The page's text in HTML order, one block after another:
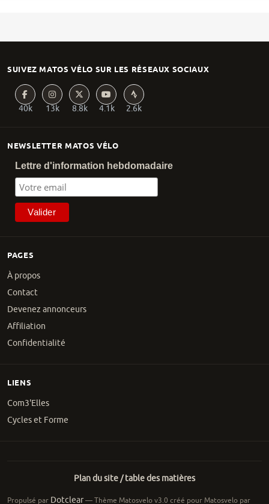
PAGES
À propos
Contact
Devenez annonceurs
Affiliation
Confidentialité
NEWSLETTER MATOS VÉLO
Lettre d'information hebdomadaire
SUIVEZ MATOS VÉLO SUR LES RÉSEAUX SOCIAUX
40k 13k 8.8k 4.1k 2.6k
LIENS
Com3'Elles
Cycles et Forme
Plan du site / table des matières
Propulsé par Dotclear— Thème Matosvelo v3.0 créé pour Matosvelo par